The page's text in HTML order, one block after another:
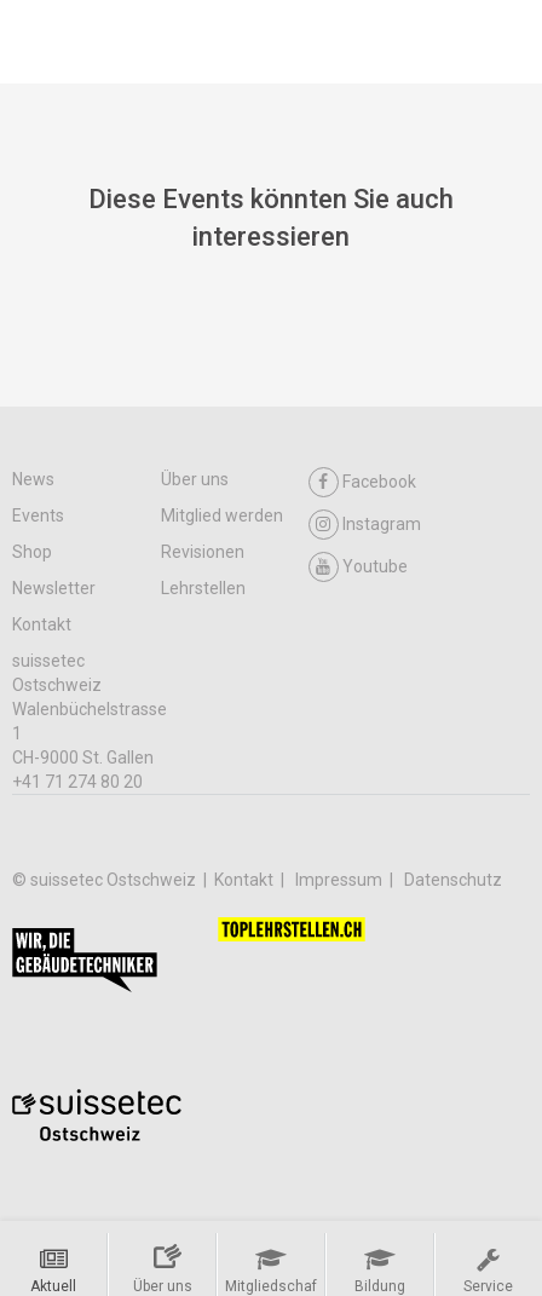
Diese Events könnten Sie auch
interessieren
News
Über uns
Events
Mitglied werden
Shop
Revisionen
Newsletter
Lehrstellen
Kontakt
Facebook
Instagram
Youtube
suissetec
Ostschweiz
Walenbüchelstrasse
1
CH-9000 St. Gallen
+41 71 274 80 20
© suissetec Ostschweiz | Kontakt Impressum Datenschutz
Aktuell Über uns
Mitgliedschaf
Bildung Service